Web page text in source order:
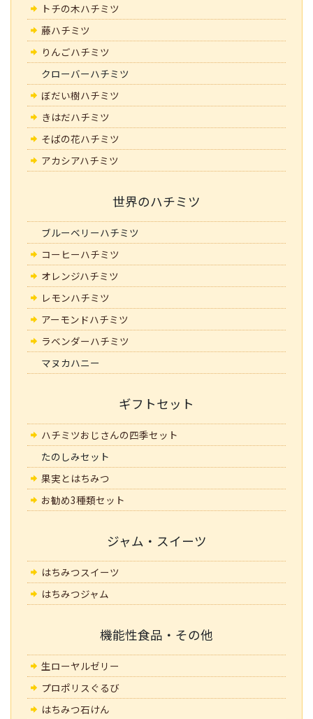
トチの木ハチミツ
藤ハチミツ
りんごハチミツ
クローバーハチミツ
ぼだい樹ハチミツ
きはだハチミツ
そばの花ハチミツ
アカシアハチミツ
世界のハチミツ
ブルーベリーハチミツ
コーヒーハチミツ
オレンジハチミツ
レモンハチミツ
アーモンドハチミツ
ラベンダーハチミツ
マヌカハニー
ギフトセット
ハチミツおじさんの四季セット
たのしみセット
果実とはちみつ
お勧め3種類セット
ジャム・スイーツ
はちみつスイーツ
はちみつジャム
機能性食品・その他
生ローヤルゼリー
プロポリスぐるび
はちみつ石けん